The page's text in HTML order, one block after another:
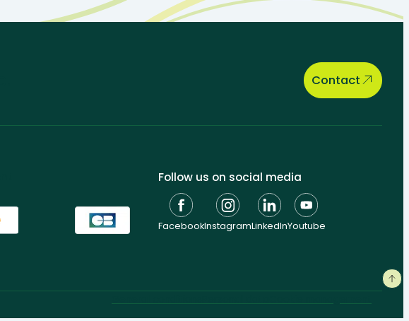
Contact
Follow us on social media
FacebookInstagramLinkedInYoutube